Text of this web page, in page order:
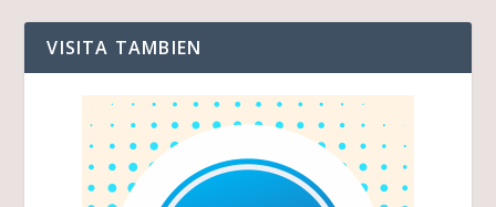
VISITA TAMBIEN